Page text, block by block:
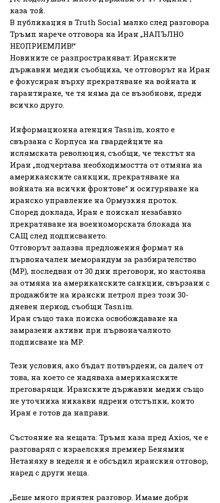
каза той.
В публикация в Truth Social малко след разговора
Тръмп нарече отговора на Иран „НАПЪЛНО
НЕОПРИЕМЛИВ!“
Новините се разпространяват: Иранските
държавни медии съобщиха, че отговорът на Иран
е фокусиран върху прекратяване на войната и
гарантиране, че тя няма да се възобнови, преди
всичко друго.
Информационна агенция Tasnim, която е
свързана с Корпуса на гвардейците на
ислямската революция, съобщи, че текстът на
Иран „подчертава необходимостта от отмяна на
американските санкции, прекратяване на
войната на всички фронтове“ и осигуряване на
иранско управление на Ормузкия проток.
Според доклада, Иран е поискал незабавно
прекратяване на военноморската блокада на
САЩ след подписването.
Отговорът запазва предложения формат на
първоначален меморандум за разбирателство
(МР), последван от 30 дни преговори, но настоява
за отмяна на американските санкции, свързани с
продажбите на ирански петрол през този 30-
дневен период, съобщи Tasnim.
Иран също така поиска освобождаване на
замразени активи при първоначалното
подписване на МР.
Тези условия, ако бъдат потвърдени, са далеч от
това, на което се надяваха американските
преговарящи. Иранските държавни медии също
не уточниха никакви ядрени отстъпки, които
Иран е готов да направи.
Състояние на нещата: Тръмп каза пред Axios, че е
разговарял с израелския премиер Бенямин
Нетаняху в неделя и е обсъдил иранския отговор,
наред с други неща.
„Беше много приятен разговор. Имаме добри